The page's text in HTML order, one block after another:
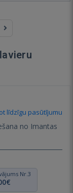
līdzīgu pasūtījumu
no Imantas
Nr.3